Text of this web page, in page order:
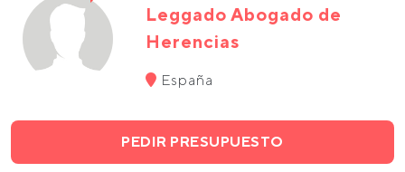
Leggado Abogado de
Herencias
España
PEDIR PRESUPUESTO